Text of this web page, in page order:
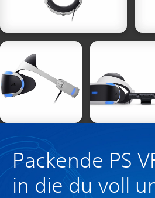
Packende PS
in die du voll